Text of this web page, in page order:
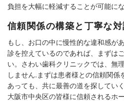
負担を大幅に軽減することが可能にな
信頼関係の構築と丁寧な
もし、お口の中に慢性的な違和感が
診を控えているのであれば、まずは
い。さわい歯科クリニックでは、無
しません.まずは患者様との信頼関係
あっても、共に最善の道を探してい
大阪市中央区の皆様に信頼されるホ